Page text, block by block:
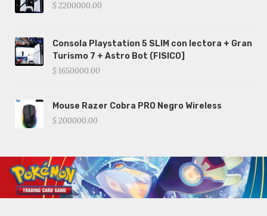
$ 2200000.00
Consola Playstation 5 SLIM con lectora + Gran
Turismo 7 + Astro Bot (FISICO]
$ 1650000.00
Mouse Razer Cobra PRO Negro Wireless
$ 200000.00